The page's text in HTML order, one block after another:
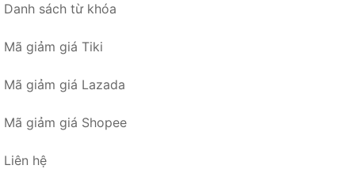
Danh sách từ khóa
Mã giảm giá Tiki
Mã giảm giá Lazada
Mã giảm giá Shopee
Liên hệ